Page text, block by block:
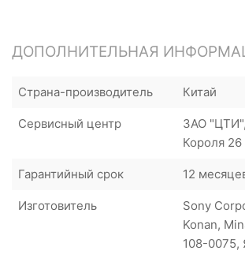
ДОПОЛНИТЕЛЬНАЯ
Страна-производитель Китай
Сервисный центр
ЗАО
Короля 26
Гарантийный срок 12
Изготовитель
Sony
Konan,
108-0075,